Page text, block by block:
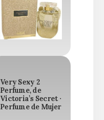
Very Sexy 2
Perfume, de
Victoria’s Secret ·
Perfume de Mujer